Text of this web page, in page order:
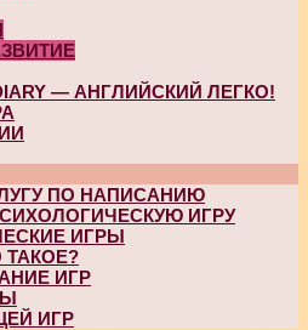
— АНГЛИЙСКИЙ ЛЕГКО!
ПО НАПИСАНИЮ
ИГРУ
ИГРЫ
ТАКОЕ?
ИГР
ИГР